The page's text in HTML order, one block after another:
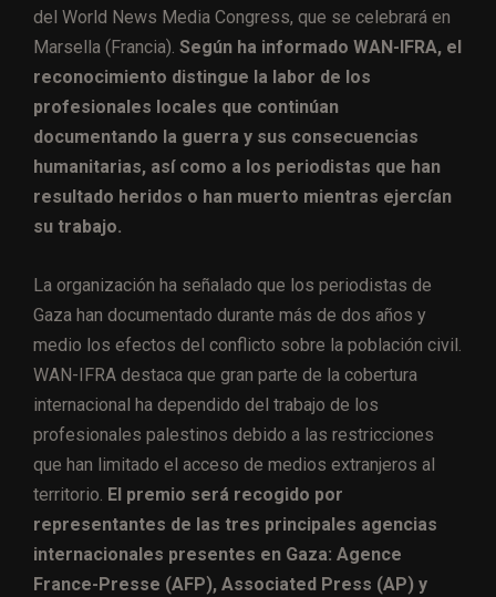
del World News Media Congress, que se celebrará en
Marsella (Francia). Según ha informado WAN-IFRA, el
reconocimiento distingue la labor de los
profesionales locales que continúan
documentando la guerra y sus consecuencias
humanitarias, así como a los periodistas que han
resultado heridos o han muerto mientras ejercían
su trabajo.
La organización ha señalado que los periodistas de
Gaza han documentado durante más de dos años y
medio los efectos del conflicto sobre la población civil.
WAN-IFRA destaca que gran parte de la cobertura
internacional ha dependido del trabajo de los
profesionales palestinos debido a las restricciones
que han limitado el acceso de medios extranjeros al
territorio. El premio será recogido por
representantes de las tres principales agencias
internacionales presentes en Gaza: Agence
France-Presse (AFP), Associated Press (AP) y